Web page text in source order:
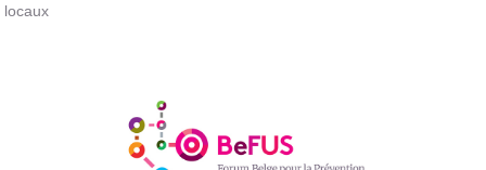
locaux